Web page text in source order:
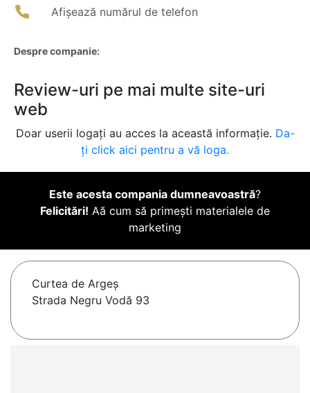
Afișează numărul de telefon
Despre companie:
Review-uri pe mai multe site-uri
web
Doar userii logați au acces la această informație. Da-
ți click aici pentru a vă loga.
Este acesta compania dumneavoastră?
Felicitări! Aă cum să primești materialele de
marketing
Curtea de Argeş
Strada Negru Vodă 93